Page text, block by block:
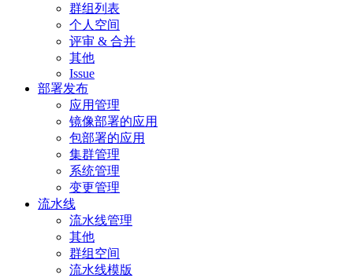
群组列表
个人空间
评审 & 合并
其他
Issue
部署发布
应用管理
镜像部署的应用
包部署的应用
集群管理
系统管理
变更管理
流水线
流水线管理
其他
群组空间
流水线模版